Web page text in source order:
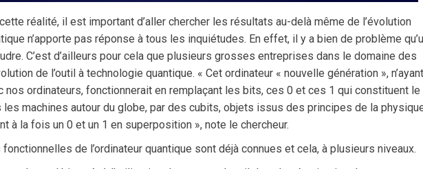
réalité, il est important d’aller chercher les résultats au-delà même de l’évolution
n’apporte pas réponse à tous les inquiétudes. En effet, il y a bien de problème
C’est d’ailleurs pour cela que plusieurs grosses entreprises dans le domaine des
de l’outil à technologie quantique. « Cet ordinateur « nouvelle génération », n’ayant
nos ordinateurs, fonctionnerait en remplaçant les bits, ces 0 et ces 1 qui constituent le
machines autour du globe, par des cubits, objets issus des principes de la
à la fois un 0 et un 1 en superposition », note le chercheur.
fonctionnelles de l’ordinateur quantique sont déjà connues et cela, à plusieurs niveaux.